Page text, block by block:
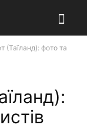
(Таїланд): фото та